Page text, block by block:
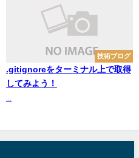
技術ブログ
.gitignoreをターミナル上で取得
してみよう！
...